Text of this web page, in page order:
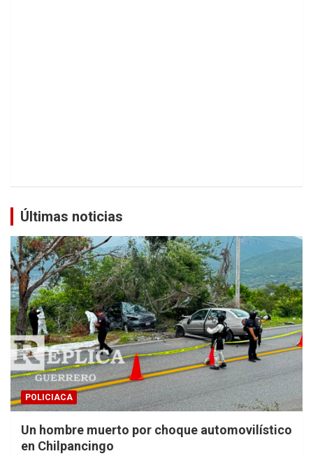
Últimas noticias
POLICIACA
Un hombre muerto por choque automovilístico
en Chilpancingo